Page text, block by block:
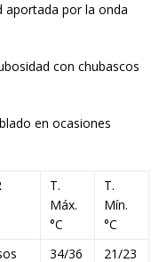
aportada por la onda
con chubascos
en ocasiones
T.
Máx.
°C
T.
Mín.
°C
34/36 21/23